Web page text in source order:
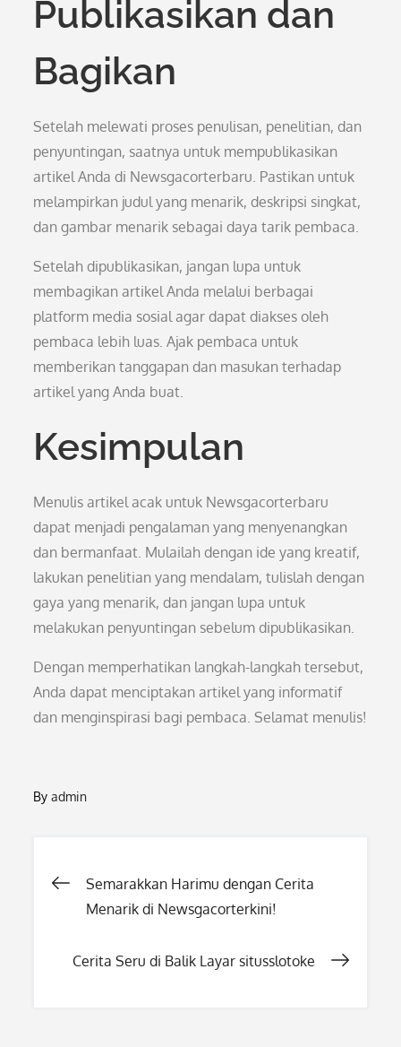
Publikasikan dan
Bagikan
Setelah melewati proses penulisan, penelitian, dan
penyuntingan, saatnya untuk mempublikasikan
artikel Anda di Newsgacorterbaru. Pastikan untuk
melampirkan judul yang menarik, deskripsi singkat,
dan gambar menarik sebagai daya tarik pembaca.
Setelah dipublikasikan, jangan lupa untuk
membagikan artikel Anda melalui berbagai
platform media sosial agar dapat diakses oleh
pembaca lebih luas. Ajak pembaca untuk
memberikan tanggapan dan masukan terhadap
artikel yang Anda buat.
Kesimpulan
Menulis artikel acak untuk Newsgacorterbaru
dapat menjadi pengalaman yang menyenangkan
dan bermanfaat. Mulailah dengan ide yang kreatif,
lakukan penelitian yang mendalam, tulislah dengan
gaya yang menarik, dan jangan lupa untuk
melakukan penyuntingan sebelum dipublikasikan.
Dengan memperhatikan langkah-langkah tersebut,
Anda dapat menciptakan artikel yang informatif
dan menginspirasi bagi pembaca. Selamat menulis!
Byadmin
Post
Semarakkan Harimu dengan Cerita
Menarik di Newsgacorterkini!
Cerita Seru di Balik Layar situsslotoke